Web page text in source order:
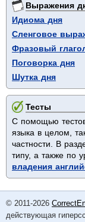
Выражения
Идиома дня
Сленговое
Фразовый
Поговорка дня
Шутка дня
Тесты
С помощью
языка в целом,
частности. В
типу, а также по
владения
© 2011-2026
действующая